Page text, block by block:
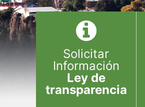
Solicitar
Información
Ley de
transparencia